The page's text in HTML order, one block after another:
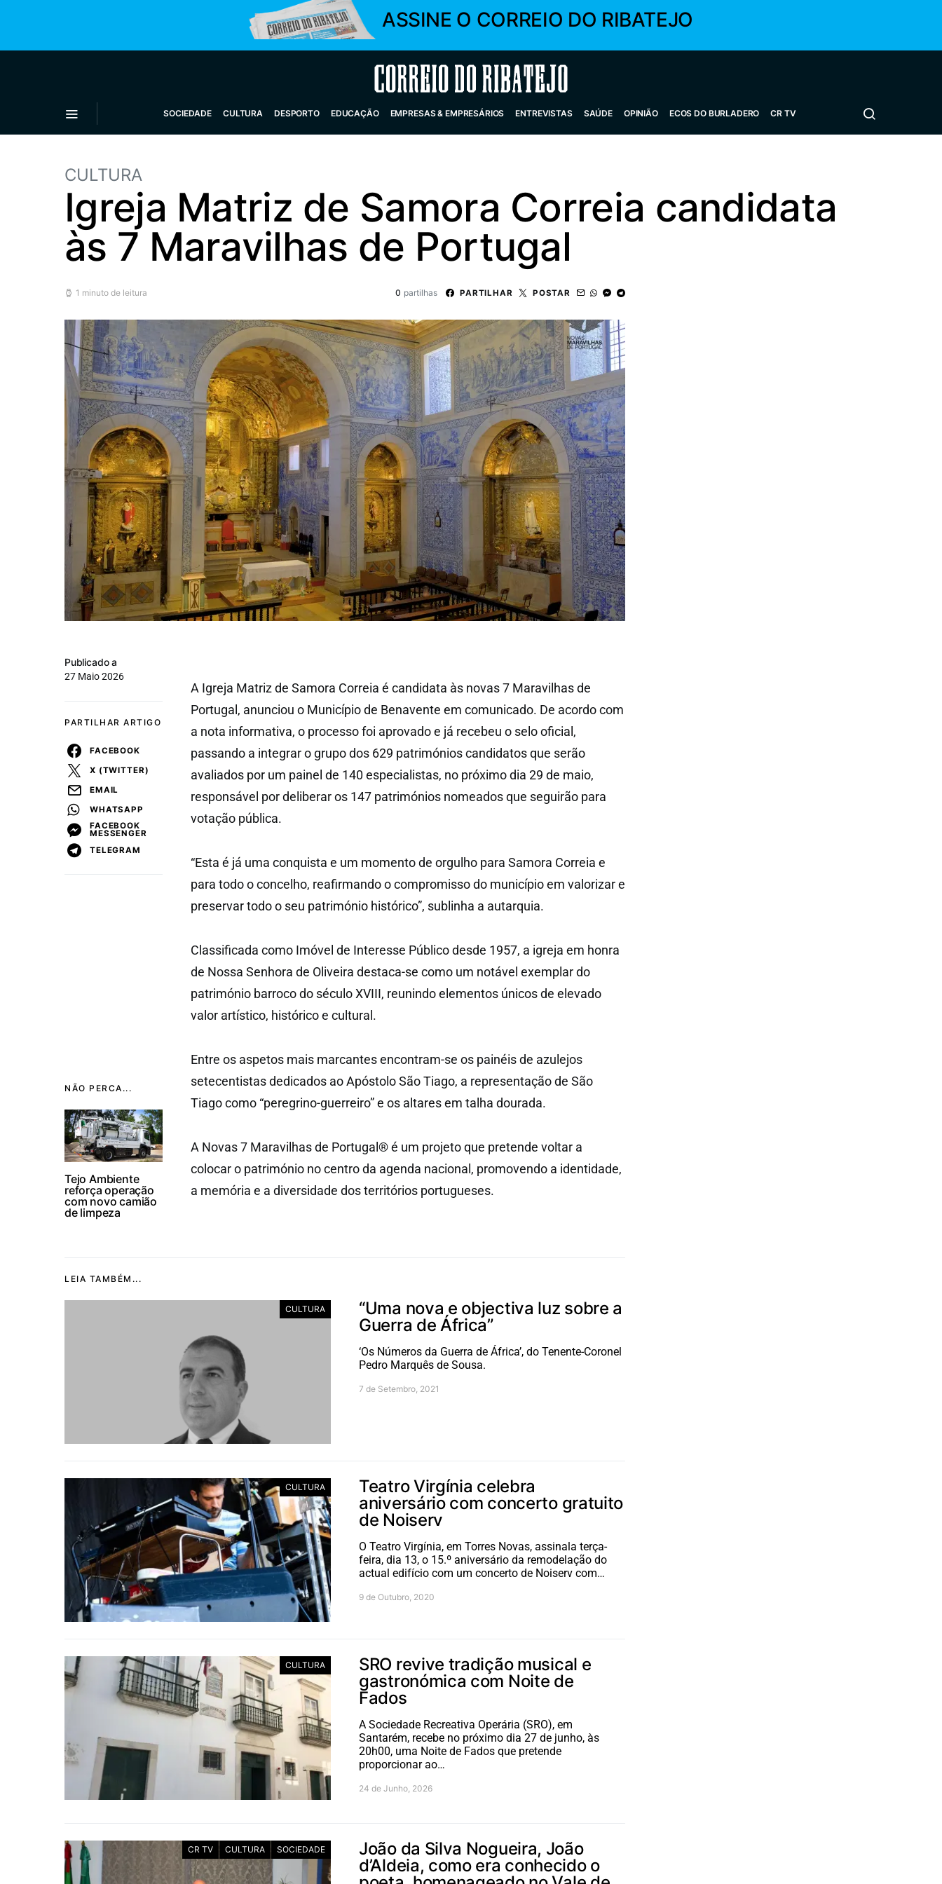
ASSINE O CORREIO DO RIBATEJO
Correio do Ribatejo
SOCIEDADE CULTURA DESPORTO EDUCAÇÃO EMPRESAS & EMPRESÁRIOS ENTREVISTAS SAÚDE OPINIÃO ECOS DO BURLADERO CR TV
CULTURA
Igreja Matriz de Samora Correia candidata
às 7 Maravilhas de Portugal
1 minuto de leitura 0 partilhas PARTILHAR POSTAR
NÃO PERCA...
Tejo Ambiente
reforça operação
com novo camião
de limpeza
Publicado a
27 Maio 2026
PARTILHAR ARTIGO
FACEBOOK
X (TWITTER)
EMAIL
WHATSAPP
FACEBOOK
MESSENGER
TELEGRAM
A Igreja Matriz de Samora Correia é candidata às novas 7 Maravilhas de
Portugal, anunciou o Município de Benavente em comunicado. De acordo com
a nota informativa, o processo foi aprovado e já recebeu o selo oficial,
passando a integrar o grupo dos 629 patrimónios candidatos que serão
avaliados por um painel de 140 especialistas, no próximo dia 29 de maio,
responsável por deliberar os 147 patrimónios nomeados que seguirão para
votação pública.
“Esta é já uma conquista e um momento de orgulho para Samora Correia e
para todo o concelho, reafirmando o compromisso do município em valorizar e
preservar todo o seu património histórico”, sublinha a autarquia.
Classificada como Imóvel de Interesse Público desde 1957, a igreja em honra
de Nossa Senhora de Oliveira destaca-se como um notável exemplar do
património barroco do século XVIII, reunindo elementos únicos de elevado
valor artístico, histórico e cultural.
Entre os aspetos mais marcantes encontram-se os painéis de azulejos
setecentistas dedicados ao Apóstolo São Tiago, a representação de São
Tiago como “peregrino-guerreiro” e os altares em talha dourada.
A Novas 7 Maravilhas de Portugal® é um projeto que pretende voltar a
colocar o património no centro da agenda nacional, promovendo a identidade,
a memória e a diversidade dos territórios portugueses.
LEIA TAMBÉM...
CULTURA
“Uma nova e objectiva luz sobre a
Guerra de África”
‘Os Números da Guerra de África’, do Tenente-Coronel
Pedro Marquês de Sousa.
7 de Setembro, 2021
CULTURA
Teatro Virgínia celebra
aniversário com concerto gratuito
de Noiserv
O Teatro Virgínia, em Torres Novas, assinala terça-
feira, dia 13, o 15.º aniversário da remodelação do
actual edifício com um concerto de Noiserv com…
9 de Outubro, 2020
CULTURA
SRO revive tradição musical e
gastronómica com Noite de
Fados
A Sociedade Recreativa Operária (SRO), em
Santarém, recebe no próximo dia 27 de junho, às
20h00, uma Noite de Fados que pretende
proporcionar ao…
24 de Junho, 2026
CR TV CULTURA SOCIEDADE
João da Silva Nogueira, João
d’Aldeia, como era conhecido o